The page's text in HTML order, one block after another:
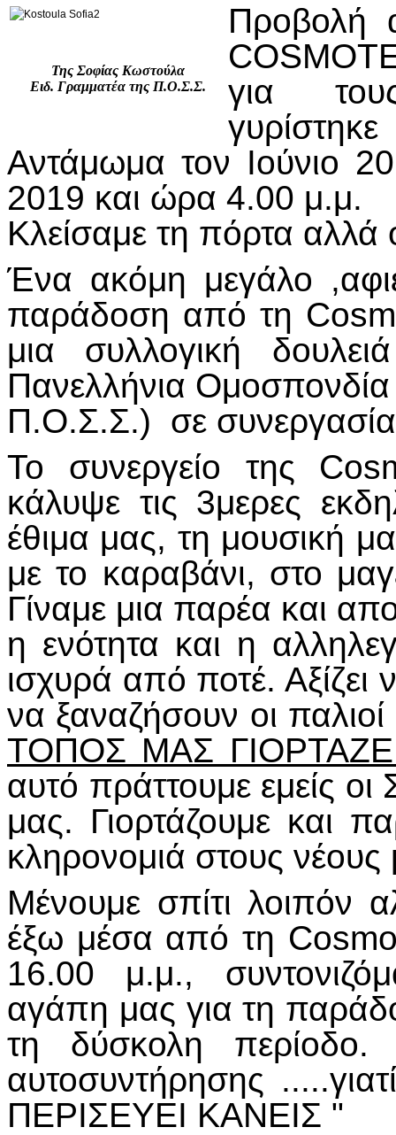
Της Σοφίας Κωστούλα
Ειδ. Γραμματέα της Π.Ο.Σ.Σ.
Προβολή
για
Αντάμωμα τον Ιούνιο
2019 και ώρα 4.00 μ.μ.
Κλείσαμε τη πόρτα αλλά
Ένα ακόμη μεγάλο
παράδοση από τη
μια συλλογική
Πανελλήνια
Π.Ο.Σ.Σ.) σε
Το συνεργείο της
κάλυψε τις 3μερες
έθιμα μας, τη μουσική
με το καραβάνι, στο
Γίναμε μια παρέα και
η ενότητα και η
ισχυρά από ποτέ.
να ξαναζήσουν οι
ΤΟΠΟΣ ΜΑΣ
αυτό πράττουμε εμείς
μας. Γιορτάζουμε και
κληρονομιά στους νέους
Μένουμε σπίτι λοιπόν
έξω μέσα από τη
16.00 μ.μ.,
αγάπη μας για τη
τη δύσκολη περίοδο.
αυτοσυντήρησης
ΠΕΡΙΣΕΥΕΙ ΚΑΝΕΙΣ "